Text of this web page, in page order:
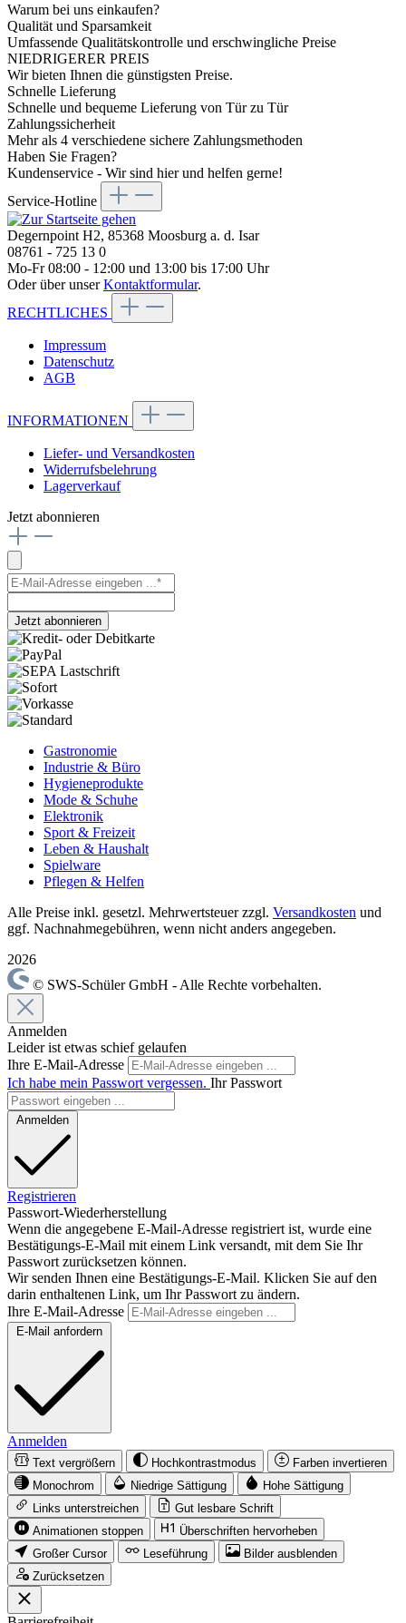
Warum bei uns einkaufen?
Qualität und Sparsamkeit
Umfassende Qualitätskontrolle und erschwingliche Preise
NIEDRIGERER PREIS
Wir bieten Ihnen die günstigsten Preise.
Schnelle Lieferung
Schnelle und bequeme Lieferung von Tür zu Tür
Zahlungssicherheit
Mehr als 4 verschiedene sichere Zahlungsmethoden
Haben Sie Fragen?
Kundenservice - Wir sind hier und helfen gerne!
Service-Hotline
Degernpoint H2, 85368 Moosburg a. d. Isar
08761 - 725 13 0
Mo-Fr 08:00 - 12:00 und 13:00 bis 17:00 Uhr
Oder über unserKontaktformular.
RECHTLICHES
Impressum
Datenschutz
AGB
INFORMATIONEN
Liefer- und Versandkosten
Widerrufsbelehrung
Lagerverkauf
Jetzt abonnieren
Jetzt abonnieren
Gastronomie
Industrie & Büro
Hygieneprodukte
Mode & Schuhe
Elektronik
Sport & Freizeit
Leben & Haushalt
Spielware
Pflegen & Helfen
Alle Preise inkl. gesetzl. Mehrwertsteuer zzgl. Versandkosten und
ggf. Nachnahmegebühren, wenn nicht anders angegeben.
2026
© SWS-Schüler GmbH - Alle Rechte vorbehalten.
Anmelden
Leider ist etwas schief gelaufen
Ihre E-Mail-Adresse
Ich habe mein Passwort vergessen. Ihr Passwort
Anmelden
Registrieren
Passwort-Wiederherstellung
Wenn die angegebene E-Mail-Adresse registriert ist, wurde eine
Bestätigungs-E-Mail mit einem Link versandt, mit dem Sie Ihr
Passwort zurücksetzen können.
Wir senden Ihnen eine Bestätigungs-E-Mail. Klicken Sie auf den
darin enthaltenen Link, um Ihr Passwort zu ändern.
Ihre E-Mail-Adresse
E-Mail anfordern
Anmelden
Text vergrößern Hochkontrastmodus
Farben invertieren
Monochrom
Niedrige Sättigung
Hohe Sättigung
Links unterstreichen
Gut lesbare Schrift
Animationen stoppen
Überschriften hervorheben
Großer Cursor
Leseführung
Bilder ausblenden
Zurücksetzen